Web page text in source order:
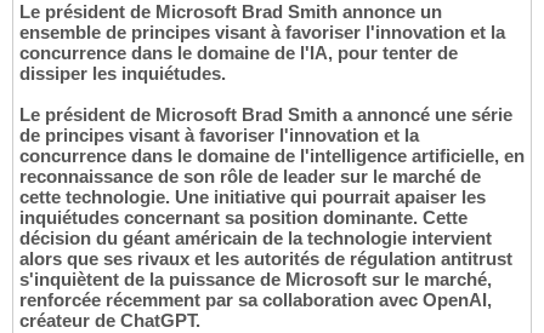
Le président de Microsoft Brad Smith annonce un
ensemble de principes visant à favoriser l'innovation et la
concurrence dans le domaine de l'IA, pour tenter de
dissiper les inquiétudes.
Le président de Microsoft Brad Smith a annoncé une série
de principes visant à favoriser l'innovation et la
concurrence dans le domaine de l'intelligence artificielle, en
reconnaissance de son rôle de leader sur le marché de
cette technologie. Une initiative qui pourrait apaiser les
inquiétudes concernant sa position dominante. Cette
décision du géant américain de la technologie intervient
alors que ses rivaux et les autorités de régulation antitrust
s'inquiètent de la puissance de Microsoft sur le marché,
renforcée récemment par sa collaboration avec OpenAI,
créateur de ChatGPT.